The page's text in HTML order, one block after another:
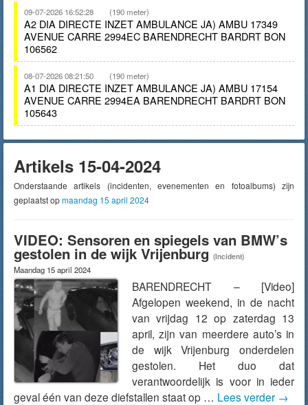
09-07-2026 16:52:28 (190 meter)
A2 DIA DIRECTE INZET AMBULANCE JA) AMBU 17349
AVENUE CARRE 2994EC BARENDRECHT BARDRT BON
106562
08-07-2026 08:21:50 (190 meter)
A1 DIA DIRECTE INZET AMBULANCE JA) AMBU 17154
AVENUE CARRE 2994EA BARENDRECHT BARDRT BON
105643
Artikels 15-04-2024
Onderstaande artikels (incidenten, evenementen en fotoalbums) zijn
geplaatst opmaandag 15 april 2024
VIDEO: Sensoren en spiegels van BMW’s
gestolen in de wijk Vrijenburg (Incident)
Maandag 15 april 2024
BARENDRECHT – [Video]
Afgelopen weekend, in de nacht
van vrijdag 12 op zaterdag 13
april, zijn van meerdere auto’s in
de wijk Vrijenburg onderdelen
gestolen. Het duo dat
verantwoordelijk is voor in ieder
geval één van deze diefstallen staat op … Lees verder →